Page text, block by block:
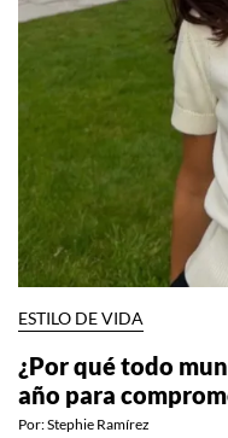
ESTILO DE VIDA
¿Por qué todo
año para
Por:Stephie Ramírez